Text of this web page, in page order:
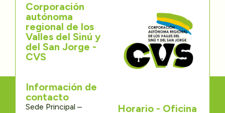
Trámites y Servicios
Contáctenos
Corporación
autónoma
regional de los
Valles del Sinú y
del San Jorge -
CVS
Información de
contacto
Sede Principal –
Horario - Oficina